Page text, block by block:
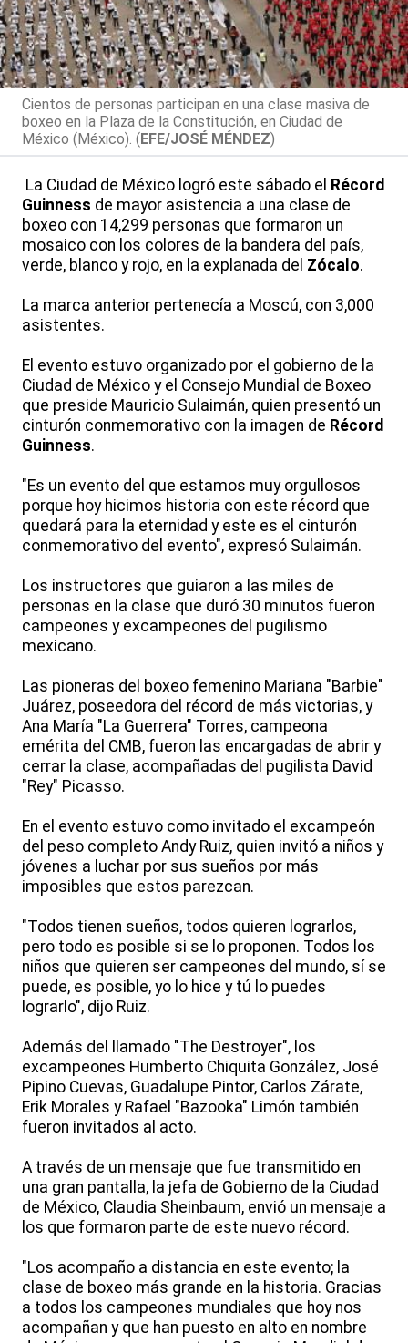
Cientos de personas participan en una clase masiva de
boxeo en la Plaza de la Constitución, en Ciudad de
México (México). (EFE/JOSÉ MÉNDEZ)
La Ciudad de México logró este sábado el Récord
Guinness de mayor asistencia a una clase de
boxeo con 14,299 personas que formaron un
mosaico con los colores de la bandera del país,
verde, blanco y rojo, en la explanada del Zócalo.
La marca anterior pertenecía a Moscú, con 3,000
asistentes.
El evento estuvo organizado por el gobierno de la
Ciudad de México y el Consejo Mundial de Boxeo
que preside Mauricio Sulaimán, quien presentó un
cinturón conmemorativo con la imagen de Récord
Guinness.
"Es un evento del que estamos muy orgullosos
porque hoy hicimos historia con este récord que
quedará para la eternidad y este es el cinturón
conmemorativo del evento", expresó Sulaimán.
Los instructores que guiaron a las miles de
personas en la clase que duró 30 minutos fueron
campeones y excampeones del pugilismo
mexicano.
Las pioneras del boxeo femenino Mariana "Barbie"
Juárez, poseedora del récord de más victorias, y
Ana María "La Guerrera" Torres, campeona
emérita del CMB, fueron las encargadas de abrir y
cerrar la clase, acompañadas del pugilista David
"Rey" Picasso.
En el evento estuvo como invitado el excampeón
del peso completo Andy Ruiz, quien invitó a niños y
jóvenes a luchar por sus sueños por más
imposibles que estos parezcan.
"Todos tienen sueños, todos quieren lograrlos,
pero todo es posible si se lo proponen. Todos los
niños que quieren ser campeones del mundo, sí se
puede, es posible, yo lo hice y tú lo puedes
lograrlo", dijo Ruiz.
Además del llamado "The Destroyer", los
excampeones Humberto Chiquita González, José
Pipino Cuevas, Guadalupe Pintor, Carlos Zárate,
Erik Morales y Rafael "Bazooka" Limón también
fueron invitados al acto.
A través de un mensaje que fue transmitido en
una gran pantalla, la jefa de Gobierno de la Ciudad
de México, Claudia Sheinbaum, envió un mensaje a
los que formaron parte de este nuevo récord.
"Los acompaño a distancia en este evento; la
clase de boxeo más grande en la historia. Gracias
a todos los campeones mundiales que hoy nos
acompañan y que han puesto en alto en nombre